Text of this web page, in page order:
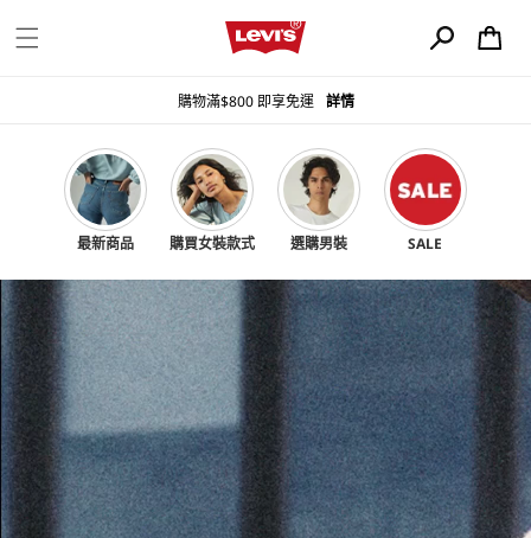
跳至內容
物
購物滿$800 即享免運 詳情
最新商品 購買女裝款式 選購男裝 SALE